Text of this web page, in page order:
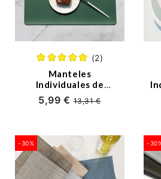
Baño
Decoración
Alfombras
Cortinas
Toallas
(2)
Manteles
Individuales de
Cuero PU Nórdicas
5,99 €13,31 €
-30% -